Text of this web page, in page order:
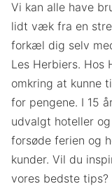
Vi kan alle have
lidt væk fra en
forkæl dig selv
Les Herbiers. Hos
omkring at kunne
for pengene. I 15
udvalgt hoteller
forsøde ferien og
kunder. Vil du
vores bedste